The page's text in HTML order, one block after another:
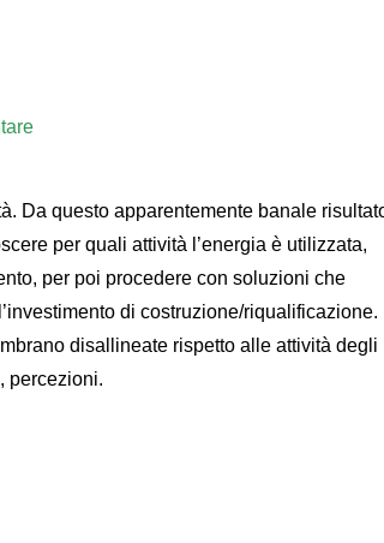
Da questo apparentemente banale
per quali attività l’energia è utilizzata,
per poi procedere con soluzioni che
di costruzione/riqualificazione.
disallineate rispetto alle attività degli
percezioni.
conoscere l’inquilino per